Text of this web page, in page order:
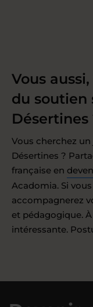
Vous
du soutien
Désertines
Vous cherchez
Désertines ?
française en
Acadomia. Si
accompagnerez
et pédagogique.
intéressante.